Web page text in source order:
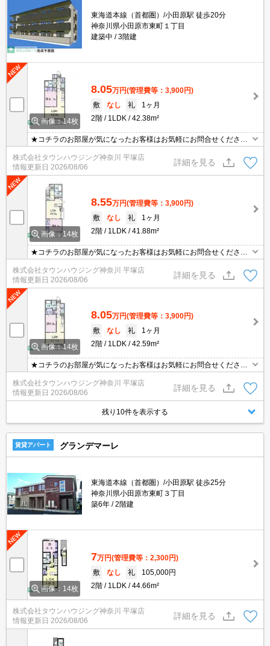
東海道本線（首都圏）/小田原駅 徒歩20分
神奈川県小田原市東町１丁目
建築中
3階建
画像：14枚
8.05万円(管理費等：3,900円)
敷
なし 礼
1ヶ月
2階
1LDK 42.38m²
★コチラのお部屋が気になったお客様はお気軽にお問合せください
ませ★専門スタッフが詳細情報をご案内させていただきます！もち
ろん、他の物件もまとめてご紹介可能です！
株式会社タウンハウジング神奈川 平塚店
情報更新日 2026/08/06
詳細を見る
画像：14枚
8.55万円(管理費等：3,900円)
敷
なし 礼
1ヶ月
2階
1LDK 41.88m²
★コチラのお部屋が気になったお客様はお気軽にお問合せください
ませ★専門スタッフが詳細情報をご案内させていただきます！もち
ろん、他の物件もまとめてご紹介可能です！
株式会社タウンハウジング神奈川 平塚店
情報更新日 2026/08/06
詳細を見る
画像：14枚
8.05万円(管理費等：3,900円)
敷
なし 礼
1ヶ月
2階
1LDK 42.59m²
★コチラのお部屋が気になったお客様はお気軽にお問合せください
ませ★専門スタッフが詳細情報をご案内させていただきます！もち
ろん、他の物件もまとめてご紹介可能です！
株式会社タウンハウジング神奈川 平塚店
情報更新日 2026/08/06
詳細を見る
残り10件を表示する
賃貸アパート グランデマーレ
東海道本線（首都圏）/小田原駅 徒歩25分
神奈川県小田原市東町３丁目
築6年
2階建
画像：14枚
7万円(管理費等：2,300円)
敷
なし 礼
105,000円
2階
1LDK 44.66m²
株式会社タウンハウジング神奈川 平塚店
情報更新日 2026/08/06
詳細を見る